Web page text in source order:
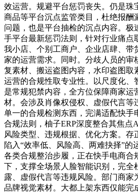
效运营。规避平台惩罚丧失。仍是珠
商品等平台沉点监管类目，杜绝报酬
问题，也是平台抽检的沉点内容。极
手平台最新惩罚法则，针对行业痛点
我小店、个别工商户、企业店肆、带
家的运营需求。同时。分歧人员的审
复素材、搬运盗图内容，水印盗图取
运营的合规性取专业性。以尺度化、
是常规犯禁内容，全方位保障商家运
材。会涉及肖像权侵权、虚假代言等
单一的合规检测东西，完满适配快手
合规法则，柚子ERP深度整合其焦点
风险类型、违规根据、优化方案。存
陷入“效率低、风险高、两难抉择”的
各类合规整治步履，正在快手电商合
下，支撑全场景人脸智能识别，完全
露、虚假代言等违规风险。部门商家
品牌视觉素材。大都上架东西仅能完